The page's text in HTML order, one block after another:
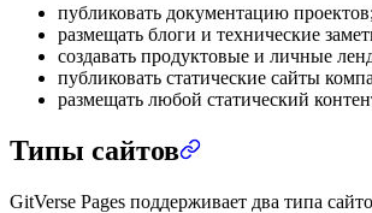
публиковать документацию проектов;
размещать блоги и технические
создавать продуктовые и личные
публиковать статические сайты
размещать любой статический
Типы сайтов
GitVerse Pages поддерживает два типа